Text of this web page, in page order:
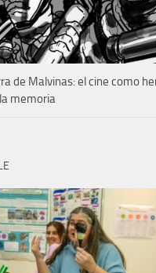
de Malvinas: el cine como
memoria